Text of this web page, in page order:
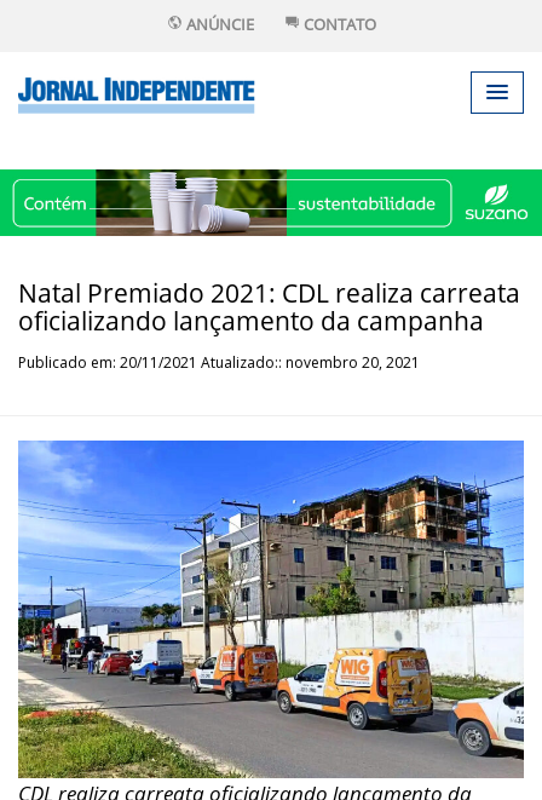
ANÚNCIE CONTATO
Natal Premiado 2021: CDL realiza carreata
oficializando lançamento da campanha
Publicado em: 20/11/2021 Atualizado:: novembro 20, 2021
CDL realiza carreata oficializando lançamento da